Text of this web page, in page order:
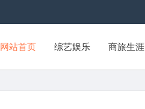
网站首页 综艺娱乐 商旅生涯